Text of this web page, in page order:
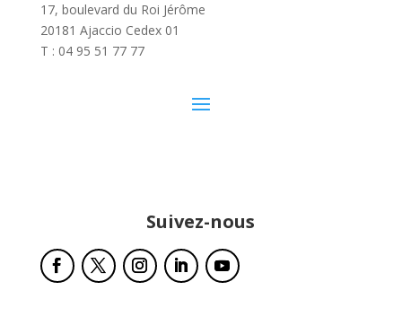
17, boulevard du Roi Jérôme
20181 Ajaccio Cedex 01
T : 04 95 51 77 77
Suivez-nous